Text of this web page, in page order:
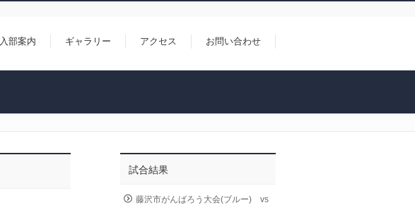
入部案内 ギャラリー アクセス お問い合わせ
試合結果
藤沢市がんばろう大会(ブルー) vs